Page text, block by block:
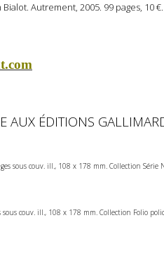
Bialot. Autrement, 2005. 99 pages, 10 €.
AUX ÉDITIONS
sous couv. ill., 108 x 178 mm. Collection Série
sous couv. ill., 108 x 178 mm. Collection Folio